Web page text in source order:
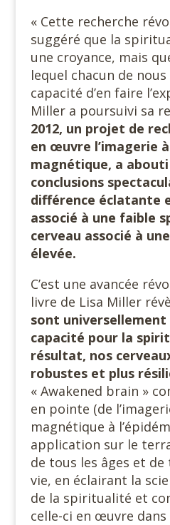
« Cette recherche
suggéré que la
une croyance, mais
lequel chacun de
capacité d’en faire
Miller a poursuivi sa
2012, un projet de
en œuvre l’imagerie
magnétique, a
conclusions
différence éclatante
associé à une faible
cerveau associé à
élevée.
C’est une avancée
livre de Lisa Miller
sont universellement
capacité pour la
résultat, nos
robustes et plus
« Awakened brain »
en pointe (de
magnétique à
application sur le
de tous les âges et
vie, en éclairant la
de la spiritualité et
celle-ci en œuvre